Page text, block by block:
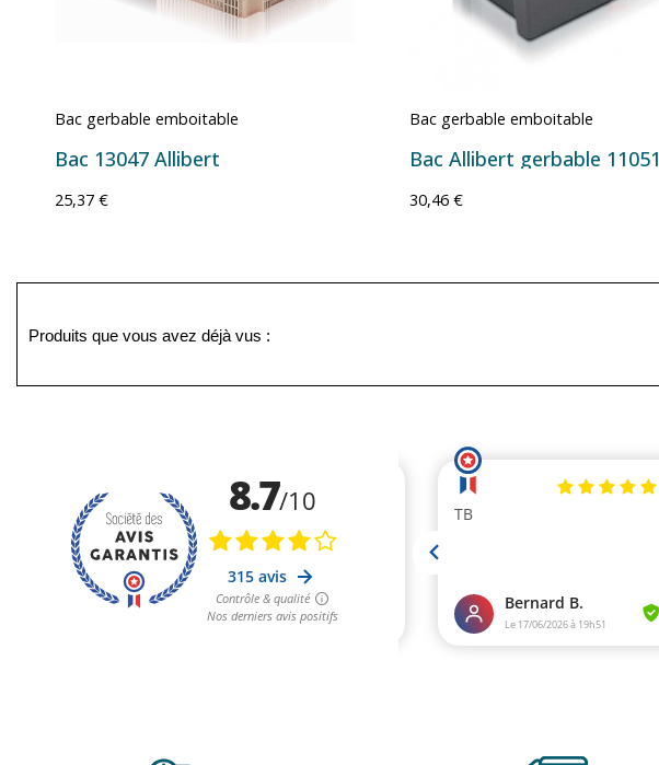
Bac gerbable emboitable
Bac 13047 Allibert
25,37 €
Bac gerbable emboitable
Bac Allibert gerbable 11051
30,46 €
Produits que vous avez déjà vus :